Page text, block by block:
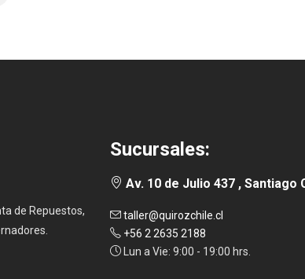
de Repuestos,
Sucursales:
Av. 10 de Julio 437 , Santiago
taller@quirozchile.cl
+56 2 2635 2188
Lun a Vie: 9:00 - 19:00 hrs.